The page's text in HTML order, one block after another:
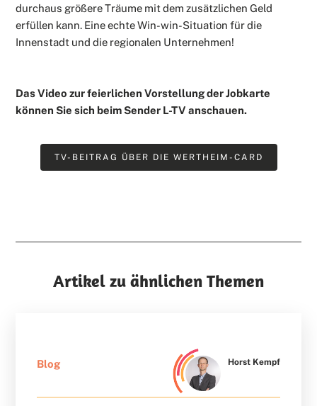
durchaus größere Träume mit dem zusätzlichen Geld
erfüllen kann. Eine echte Win-win-Situation für die
Innenstadt und die regionalen Unternehmen!
Das Video zur feierlichen Vorstellung der Jobkarte
können Sie sich beim Sender L-TV anschauen.
TV-BEITRAG ÜBER DIE WERTHEIM-CARD
Artikel zu ähnlichen Themen
Blog Horst Kempf